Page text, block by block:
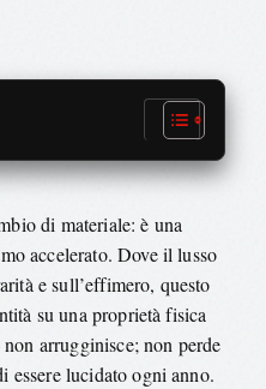
di materiale: è una
accelerato. Dove il lusso
e sull’effimero, questo
su una proprietà fisica
arrugginisce; non perde
essere lucidato ogni anno.